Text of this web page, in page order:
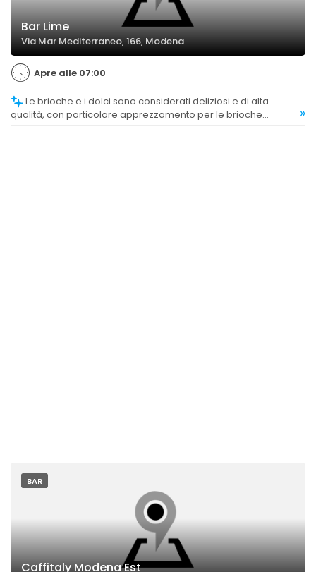
Bar Lime
Via Mar Mediterraneo, 166, Modena
Apre alle 07:00
qualità, con particolare apprezzamento per le brioche
»
BAR
Caffitaly Modena Est